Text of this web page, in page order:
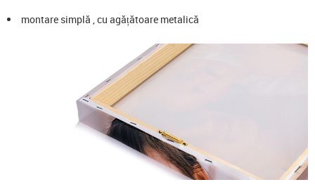
montare simplă , cu agățătoare metalică